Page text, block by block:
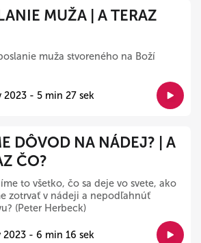
MUŽA | A TERAZ
muža stvoreného na Boží
2023 - 5 min 27 sek
DÔVOD NA NÁDEJ? | A
ČO?
to všetko, čo sa deje vo svete, ako
zotrvať v nádeji a nepodľahnúť
(Peter Herbeck)
2023 - 6 min 16 sek